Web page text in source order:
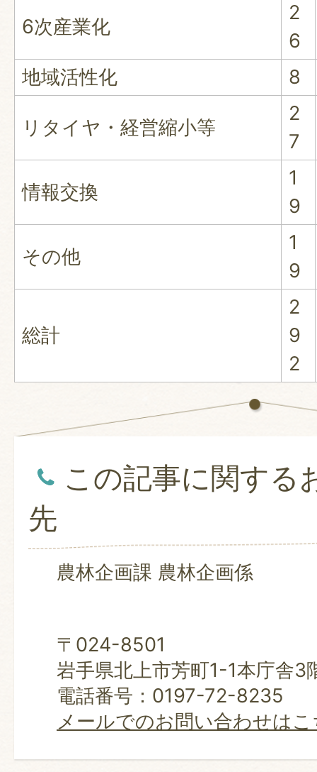
6次産業化
2
6
地域活性化
8
リタイヤ・経営縮小等
2
7
情報交換
1
9
その他
1
9
総計
2
9
2
この記事に関する
先
農林企画課 農林企画係
〒024-8501
岩手県北上市芳町1-1本庁舎3
電話番号：0197-72-8235
メールでのお問い合わせは